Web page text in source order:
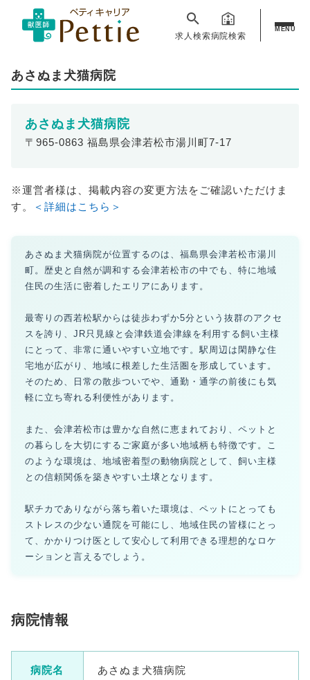
求人検索病院検索
MENU
あさぬま犬猫病院
あさぬま犬猫病院
〒965-0863 福島県会津若松市湯川町7-17
※運営者様は、掲載内容の変更方法をご確認いただけま
す。
＜詳細はこちら＞
あさぬま犬猫病院が位置するのは、福島県会津若松市湯川
町。歴史と自然が調和する会津若松市の中でも、特に地域
住民の生活に密着したエリアにあります。
最寄りの西若松駅からは徒歩わずか5分という抜群のアクセ
スを誇り、JR只見線と会津鉄道会津線を利用する飼い主様
にとって、非常に通いやすい立地です。駅周辺は閑静な住
宅地が広がり、地域に根差した生活圏を形成しています。
そのため、日常の散歩ついでや、通勤・通学の前後にも気
軽に立ち寄れる利便性があります。
また、会津若松市は豊かな自然に恵まれており、ペットと
の暮らしを大切にするご家庭が多い地域柄も特徴です。こ
のような環境は、地域密着型の動物病院として、飼い主様
との信頼関係を築きやすい土壌となります。
駅チカでありながら落ち着いた環境は、ペットにとっても
ストレスの少ない通院を可能にし、地域住民の皆様にとっ
て、かかりつけ医として安心して利用できる理想的なロケ
ーションと言えるでしょう。
病院情報
病院名 あさぬま犬猫病院